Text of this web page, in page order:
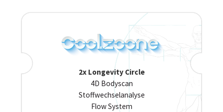
2x Longevity Circle
4D Bodyscan
Stoffwechselanalyse
Flow System